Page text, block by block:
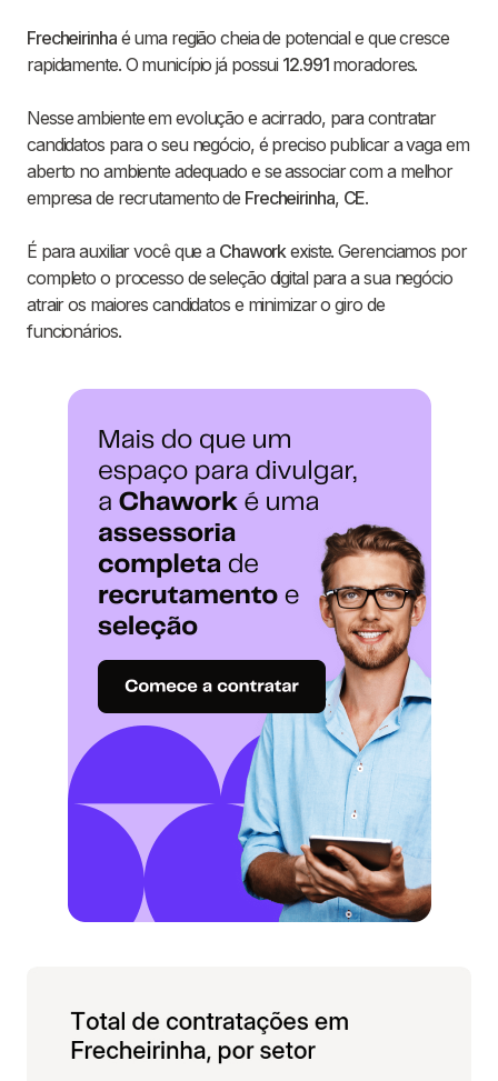
Frecheirinhaé uma região cheia de potencial e que cresce
rapidamente. O município já possui 12.991moradores.
Nesse ambiente em evolução e acirrado, para contratar
candidatos para o seu negócio, é preciso publicar a vaga em
aberto no ambiente adequado e se associar com a melhor
empresa de recrutamento de Frecheirinha, CE.
É para auxiliar você que a Chaworkexiste. Gerenciamos por
completo o processo de seleção digital para a sua negócio
atrair os maiores candidatos e minimizar o giro de
funcionários.